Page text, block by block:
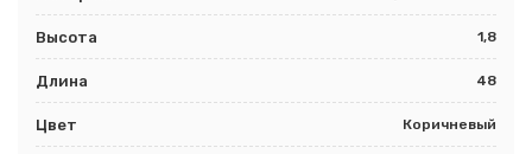
Высота 1,8
Длина 48
Цвет Коричневый